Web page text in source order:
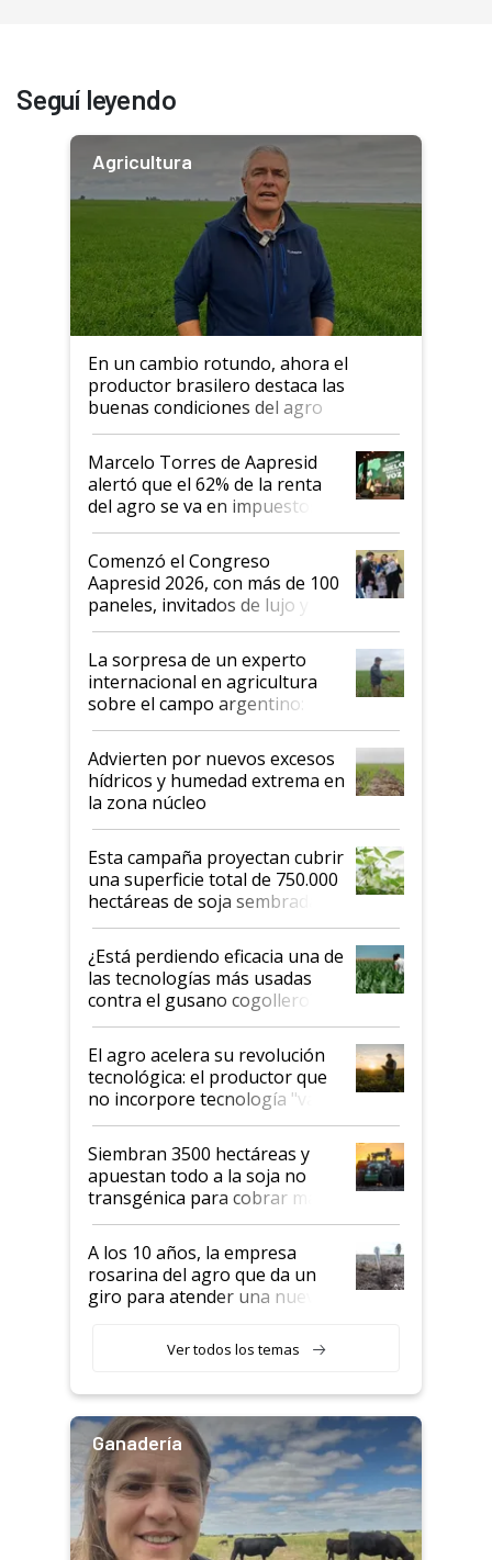
Seguí leyendo
Agricultura
En un cambio rotundo, ahora el
productor brasilero destaca las
buenas condiciones del agro
argentino para invertir: "Los veo
más motivados"
Marcelo Torres de Aapresid
alertó que el 62% de la renta
del agro se va en impuestos:
"No es bueno que en
Argentina se sigan discutiendo
las mismas cosas de hace 50
años"
Comenzó el Congreso
Aapresid 2026, con más de 100
paneles, invitados de lujo y
todas las tendencias
La sorpresa de un experto
internacional en agricultura
sobre el campo argentino:
"Estoy muy impresionado"
Advierten por nuevos excesos
hídricos y humedad extrema en
la zona núcleo
Esta campaña proyectan cubrir
una superficie total de 750.000
hectáreas de soja sembradas
con una nueva generación de
variedades que marcan un
salto tecnológico en genética y
rendimiento
¿Está perdiendo eficacia una de
las tecnologías más usadas
contra el gusano cogollero? El
desafío de una tecnología clave
El agro acelera su revolución
tecnológica: el productor que
no incorpore tecnología "va a
perder el tren"
Siembran 3500 hectáreas y
apuestan todo a la soja no
transgénica para cobrar más
por tonelada: compraron un
semillero
A los 10 años, la empresa
rosarina del agro que da un
giro para atender una nueva
Ver todos los temas
Ganadería